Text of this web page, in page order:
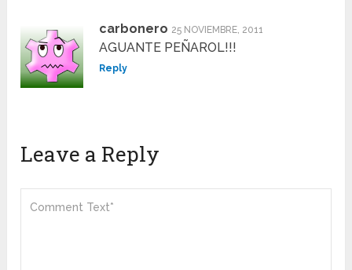
carbonero 25 NOVIEMBRE, 2011
AGUANTE PEÑAROL!!!
Reply
Leave a Reply